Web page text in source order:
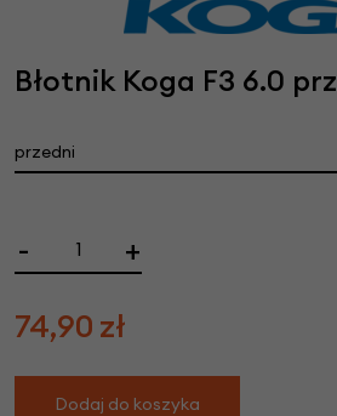
Błotnik Koga F3 6.0
przedni
- +
74,90 zł
Dodaj do koszyka